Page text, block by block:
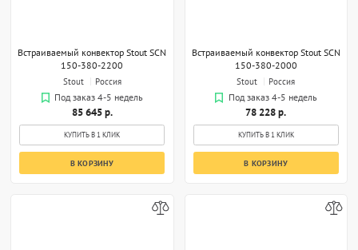
Встраиваемый конвектор Stout SCN
150-380-2200
Stout
Россия
Под заказ 4-5 недель
85 645 р.
КУПИТЬ В 1 КЛИК
В КОРЗИНУ
Встраиваемый конвектор Stout SCN
150-380-2000
Stout
Россия
Под заказ 4-5 недель
78 228 р.
КУПИТЬ В 1 КЛИК
В КОРЗИНУ